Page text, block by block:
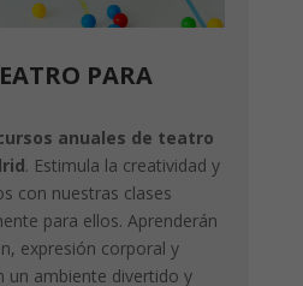
PARA
anuales de teatro
. Estimula la creatividad y
con nuestras clases
para ellos. Aprenderán
expresión corporal y
un ambiente divertido y